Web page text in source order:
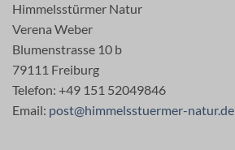
Himmelsstürmer Natur
Verena Weber
Blumenstrasse 10 b
79111 Freiburg
Telefon: +49 151 52049846
Email: post@himmelsstuermer-natur.de